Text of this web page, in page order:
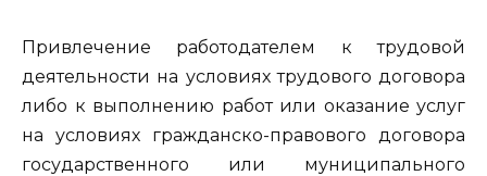
Привлечение работодателем к трудовой
деятельности на условиях трудового договора
либо к выполнению работ или оказание услуг
на условиях гражданско-правового договора
государственного или муниципального